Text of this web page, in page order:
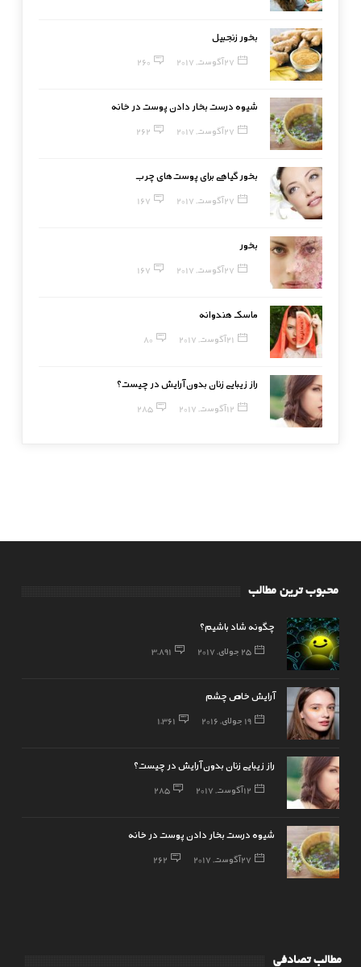
بخور زنجبیل
27 آگوست, 2017 260
شیوه درست بخار دادن پوست در خانه
27 آگوست, 2017 262
بخور گیاهی برای پوست‌های چرب
27 آگوست, 2017 167
بخور
27 آگوست, 2017 167
ماسک هندوانه
21 آگوست, 2017 80
راز زیبایی زنان بدون آرایش در چیست؟
12 آگوست, 2017 285
محبوب ترین مطالب
چگونه شاد باشیم؟
25 جولای, 2017 3,891
آرایش خاص چشم
19 جولای, 2016 1,361
راز زیبایی زنان بدون آرایش در چیست؟
12 آگوست, 2017 285
شیوه درست بخار دادن پوست در خانه
27 آگوست, 2017 262
مطالب تصادفی